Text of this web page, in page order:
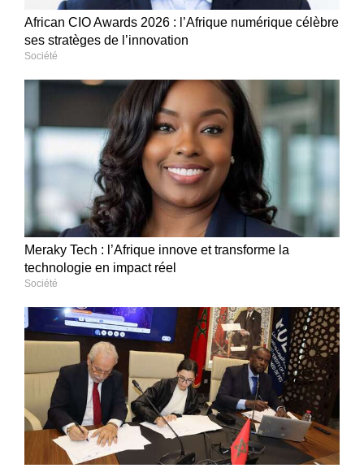
African CIO Awards 2026 : l’Afrique numérique célèbre
ses stratèges de l’innovation
Société
Meraky Tech : l’Afrique innove et transforme la
technologie en impact réel
Société